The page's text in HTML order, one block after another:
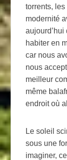
torrents,
modernité
habiter en
car nous
nous
meilleur
même
endroit où
Le soleil
sous une
imaginer,